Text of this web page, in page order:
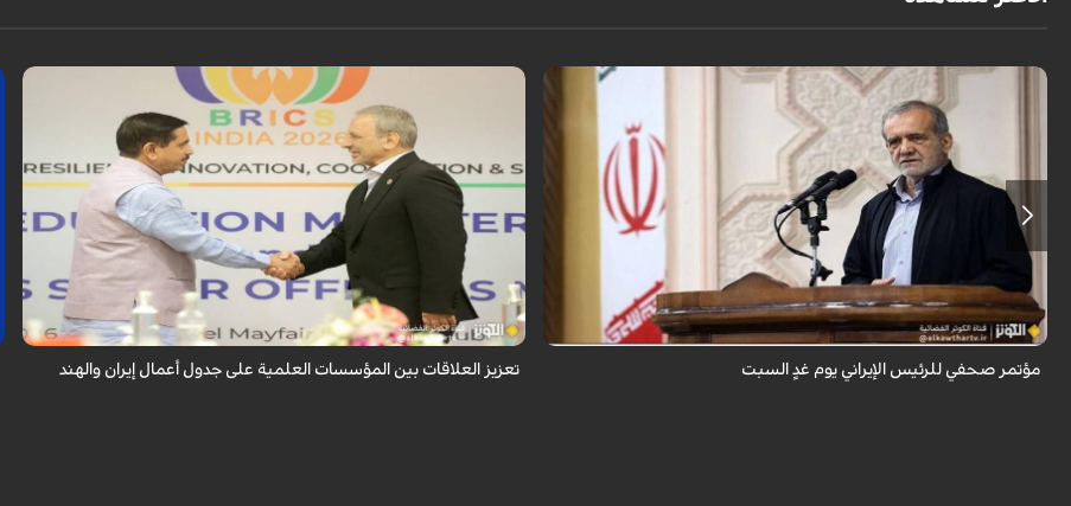
يُعقد يوم غدٍ المؤتمر الصحفي لرئيس الجمهورية بالتزامن مع "يوم الصحفي" في
إيران.
مؤتمر صحفي للرئيس الإيراني يوم غدٍ السبت
أكدت ايران والهند على تعزيز العلاقات بين مؤسساتهما العلمية، وذلك خلال لقاء
جمع القائم بأعمال وزير العلوم الإيراني مع وزير التعليم الهندي، على هامش الد...
تعزيز العلاقات بين المؤسسات العلمية على جدول أعمال إيران والهند